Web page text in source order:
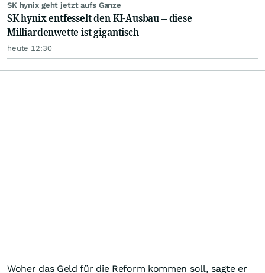
SK hynix geht jetzt aufs Ganze
SK hynix entfesselt den KI-Ausbau – diese
Milliardenwette ist gigantisch
heute 12:30
Woher das Geld für die Reform kommen soll, sagte er